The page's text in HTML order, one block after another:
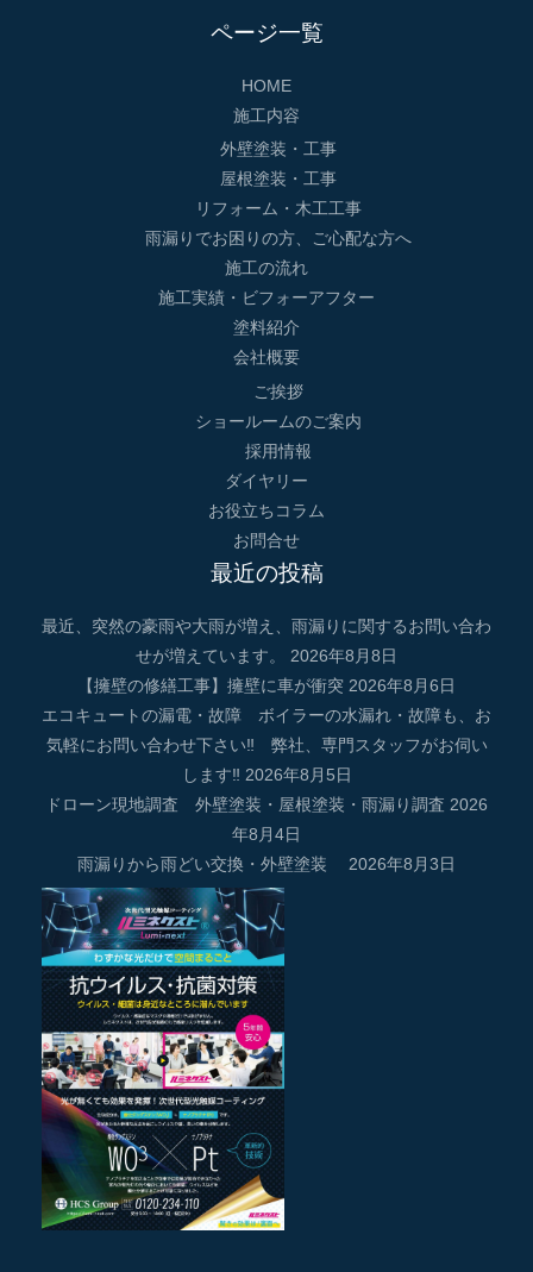
ページ一覧
HOME
施工内容
外壁塗装・工事
屋根塗装・工事
リフォーム・木工工事
雨漏りでお困りの方、ご心配な方へ
施工の流れ
施工実績・ビフォーアフター
塗料紹介
会社概要
ご挨拶
ショールームのご案内
採用情報
ダイヤリー
お役立ちコラム
お問合せ
最近の投稿
最近、突然の豪雨や大雨が増え、雨漏りに関するお問い合わ
せが増えています。
2026年8月8日
【擁壁の修繕工事】擁壁に車が衝突 2026年8月6日
エコキュートの漏電・故障 ボイラーの水漏れ・故障も、お
気軽にお問い合わせ下さい‼ 弊社、専門スタッフがお伺い
します‼ 2026年8月5日
ドローン現地調査 外壁塗装・屋根塗装・雨漏り調査 2026
年8月4日
雨漏りから雨どい交換・外壁塗装
2026年8月3日